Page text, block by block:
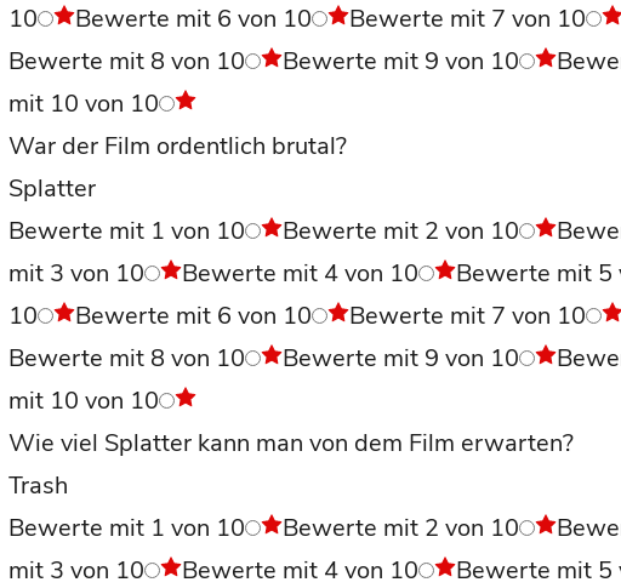
10
Bewerte mit 6 von 10
Bewerte mit 7 von 10
Bewerte mit 8 von 10
Bewerte mit 9 von 10
mit 10 von 10
War der Film ordentlich brutal?
Splatter
Bewerte mit 1 von 10
Bewerte mit 2 von 10
mit 3 von 10
Bewerte mit 4 von 10
Bewerte mit 5
10
Bewerte mit 6 von 10
Bewerte mit 7 von 10
Bewerte mit 8 von 10
Bewerte mit 9 von 10
mit 10 von 10
Wie viel Splatter kann man von dem Film erwarten?
Trash
Bewerte mit 1 von 10
Bewerte mit 2 von 10
mit 3 von 10
Bewerte mit 4 von 10
Bewerte mit 5